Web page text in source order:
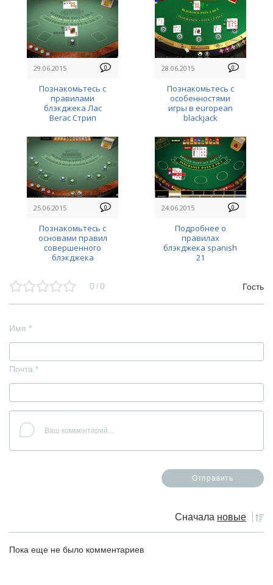
29.06.2015 0
Познакомьтесь с
правилами
блэкджека Лас
Вегас Стрип
28.06.2015 0
Познакомьтесь с
особенностями
игры в european
blackjack
25.06.2015 0
Познакомьтесь с
основами правил
совершенного
блэкджека
24.06.2015 0
Подробнее о
правилах
блэкджека spanish
21
0 / 0 Гость
Имя *
Почта *
Сначала новые
Пока еще не было комментариев